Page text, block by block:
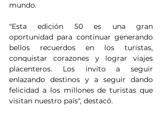
mundo.
"Esta edición 50 es una gran
oportunidad para continuar generando
bellos recuerdos en los turistas,
conquistar corazones y lograr viajes
placenteros. Los invito a seguir
enlazando destinos y a seguir dando
felicidad a los millones de turistas que
visitan nuestro país", destacó.